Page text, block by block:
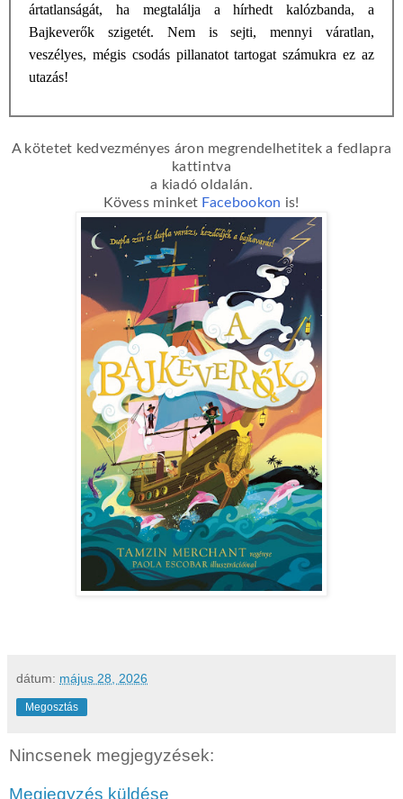
ártatlanságát, ha megtalálja a hírhedt kalózbanda, a
Bajkeverők szigetét. Nem is sejti, mennyi váratlan,
veszélyes, mégis csodás pillanatot tartogat számukra ez az
utazás!
A kötetet kedvezményes áron megrendelhetitek a fedlapra
kattintva
a kiadó oldalán.
Kövess minket Facebookon is!
dátum: május 28, 2026
Megosztás
Nincsenek megjegyzések:
Megjegyzés küldése